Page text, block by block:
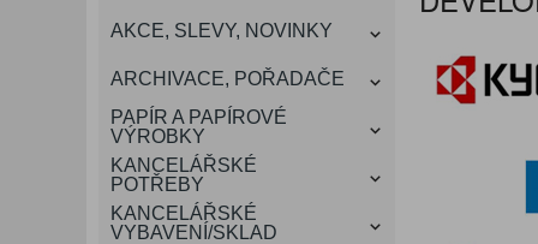
VÁNOCE
DÁRKOVÉ POTŘEBY
SMART DOPLŇKY
ROZDRUŽOVAČE
VIZITKY A JMENOVKY
OBÁLKY
TISKOPISY
KONFERENČNÍ SPISOVKY
NŮŽKY A NOŽE
TAŠKY, KUFRY, AKTOVKY
A OBALY
KANCELÁŘSKÝ
NÁBYTEK
OCHRANNÉ PRACOVNÍ
POMŮCKY
TABULE, NÁSTĚNKY
KRESLENÍ A MALOVÁNÍ
DEZINFEKCE-OCHRANA
PROSTŘEDKY NA PRANÍ
KONVICE A DŽBÁNY
SLADKÉ POTRAVINY
LAMINACE
ŠTÍTKOVAČE
AKCE, SLEVY, NOVINKY
ARCHIVACE, POŘADAČE
PAPÍR A PAPÍROVÉ
VÝROBKY
KANCELÁŘSKÉ
POTŘEBY
KANCELÁŘSKÉ
VYBAVENÍ/SKLAD